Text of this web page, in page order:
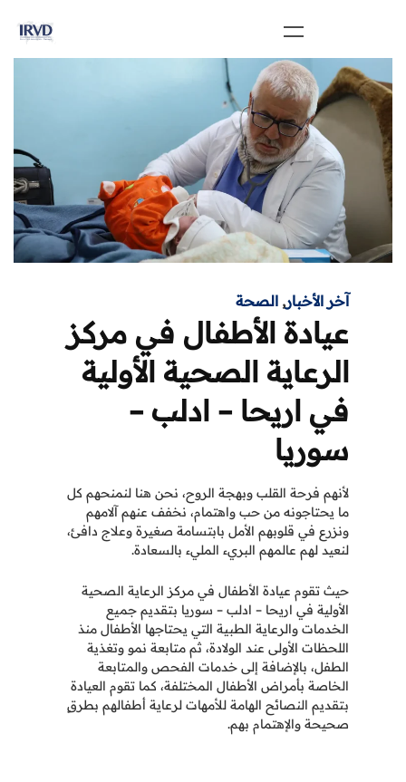
آخر الأخبار, الصحة
عيادة الأطفال في مركز
الرعاية الصحية الأولية
في اريحا – ادلب –
سوريا
لأنهم فرحة القلب وبهجة الروح، نحن هنا لنمنحهم كل
ما يحتاجونه من حب واهتمام، نخفف عنهم آلامهم
ونزرع في قلوبهم الأمل بابتسامة صغيرة وعلاج دافئ،
لنعيد لهم عالمهم البريء المليء بالسعادة.
حيث تقوم عيادة الأطفال في مركز الرعاية الصحية
الأولية في اريحا – ادلب – سوريا بتقديم جميع
الخدمات والرعاية الطبية التي يحتاجها الأطفال منذ
اللحظات الأولى عند الولادة، ثم متابعة نمو وتغذية
الطفل، بالإضافة إلى خدمات الفحص والمتابعة
الخاصة بأمراض الأطفال المختلفة، كما تقوم العيادة
بتقديم النصائح الهامة للأمهات لرعاية أطفالهم بطرقٍ
صحيحة والإهتمام بهم.